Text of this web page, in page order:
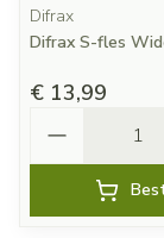
Difrax
Difrax S-fles
€ 13,99